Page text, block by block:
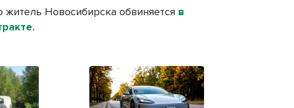
Новосибирска обвиняется в